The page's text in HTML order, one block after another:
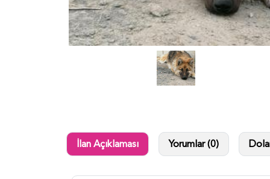
İlan Açıklaması Yorumlar (0)